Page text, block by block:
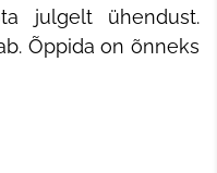
julgelt ühendust.
Õppida on õnneks